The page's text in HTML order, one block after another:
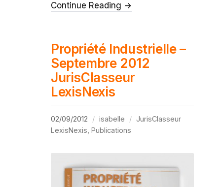
Continue Reading →
Propriété Industrielle –
Septembre 2012
JurisClasseur
LexisNexis
02/09/2012 isabelle
JurisClasseur
LexisNexis Publications